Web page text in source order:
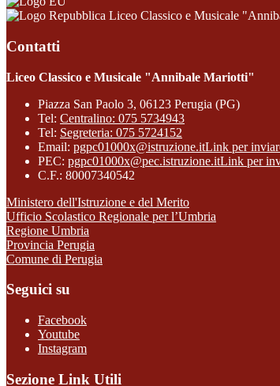
Liceo Classico e Musicale
Contatti
Liceo Classico e Musicale "Annibale Mariotti"
Piazza San Paolo 3, 06123 Perugia (PG)
Tel: Centralino: 075 5734943
Tel: Segreteria: 075 5724152
Email: pgpc01000x@istruzione.itLink per
PEC: pgpc01000x@pec.istruzione.itLink per
C.F.: 80007340542
Ministero dell'Istruzione e del Merito
Ufficio Scolastico Regionale per l’Umbria
Regione Umbria
Provincia Perugia
Comune di Perugia
Seguici su
Facebook
Youtube
Instagram
Sezione Link Utili